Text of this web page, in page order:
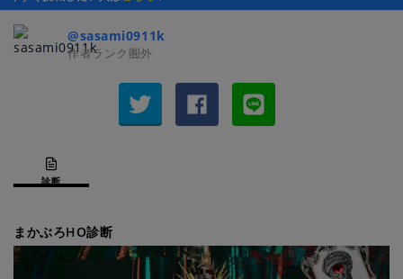
@sasami0911k
作者ランク圏外
診断
まかぶろHO診断